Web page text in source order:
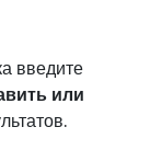
введите
или